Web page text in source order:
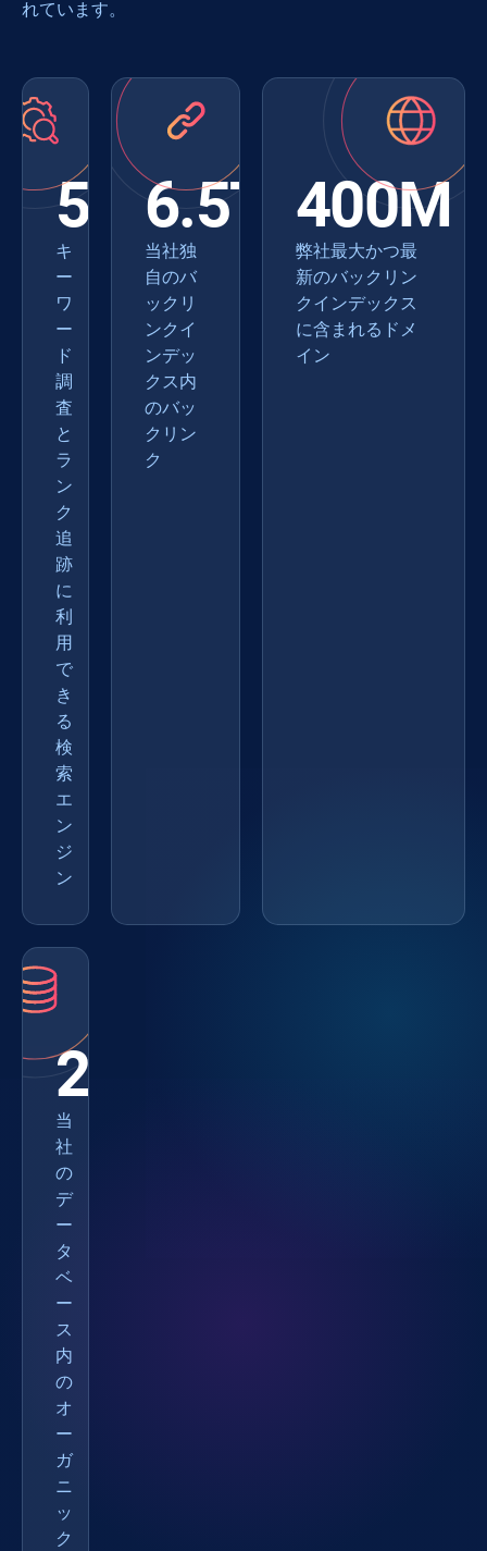
れています。
550+
キ
ー
ワ
ー
ド
調
査
と
ラ
ン
ク
追
跡
に
利
用
で
き
る
検
索
エ
ン
ジ
ン
6.5T
当社独
自のバ
ックリ
ンクイ
ンデッ
クス内
のバッ
クリン
ク
216M
当
社
の
デ
ー
タ
ベ
ー
ス
内
の
オ
ー
ガ
ニ
ッ
ク
400M
弊社最大かつ最
新のバックリン
クインデックス
に含まれるドメ
イン